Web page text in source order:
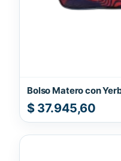
Bolso Matero con
$37.945,60